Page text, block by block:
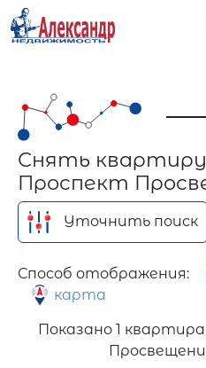
Снять
Проспект
Уточнить поиск
Способ отображения:
карта
Показано 1